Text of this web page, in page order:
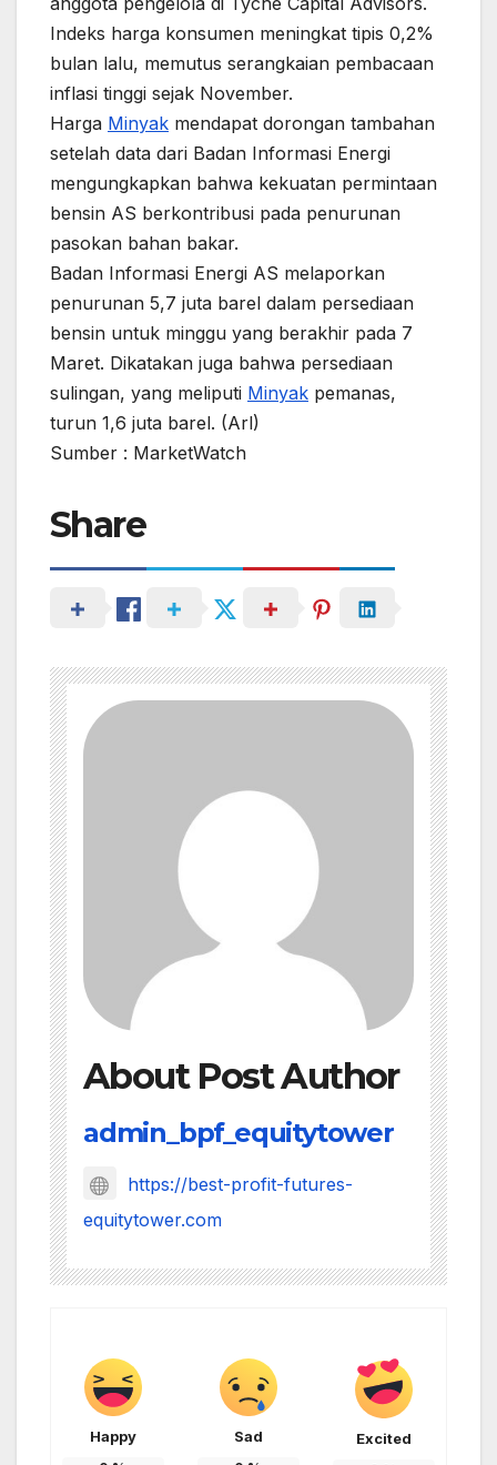
Indeks harga konsumen meningkat tipis 0,2%
bulan lalu, memutus serangkaian pembacaan
inflasi tinggi sejak November.
Harga Minyak mendapat dorongan tambahan
setelah data dari Badan Informasi Energi
mengungkapkan bahwa kekuatan permintaan
bensin AS berkontribusi pada penurunan
pasokan bahan bakar.
Badan Informasi Energi AS melaporkan
penurunan 5,7 juta barel dalam persediaan
bensin untuk minggu yang berakhir pada 7
Maret. Dikatakan juga bahwa persediaan
sulingan, yang meliputi Minyak pemanas,
turun 1,6 juta barel. (Arl)
Sumber : MarketWatch
Share
About Post Author
admin_bpf_equitytower
https://best-profit-futures-
equitytower.com
Happy Sad Excited